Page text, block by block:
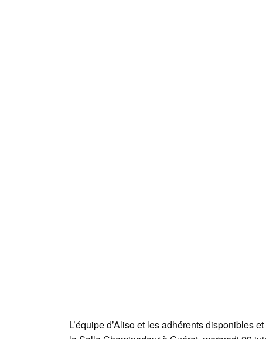
L’équipe d’Aliso et les adhérents disponibles